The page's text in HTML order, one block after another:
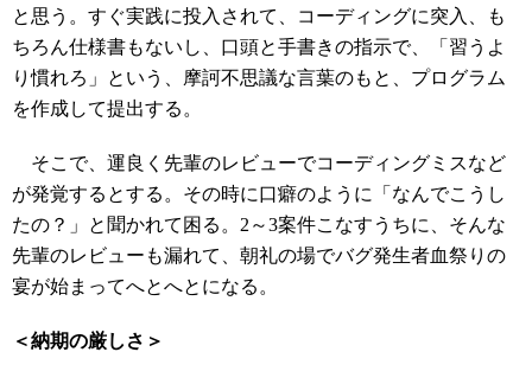
と思う。すぐ実践に投入されて、コーディングに突入、も
ちろん仕様書もないし、口頭と手書きの指示で、「習うよ
り慣れろ」という、摩訶不思議な言葉のもと、プログラム
を作成して提出する。
そこで、運良く先輩のレビューでコーディングミスなど
が発覚するとする。その時に口癖のように「なんでこうし
たの？」と聞かれて困る。2～3案件こなすうちに、そんな
先輩のレビューも漏れて、朝礼の場でバグ発生者血祭りの
宴が始まってへとへとになる。
＜納期の厳しさ＞